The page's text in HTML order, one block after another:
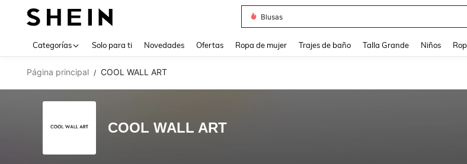
Blusas
Categorías Solo para ti Novedades Ofertas Ropa de mujer Trajes de baño Talla Grande Niños
Página principal / COOL WALL ART
COOL WALL ART